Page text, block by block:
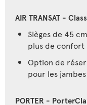
Sièges de 45
plus de confort
Option de
pour les jambes